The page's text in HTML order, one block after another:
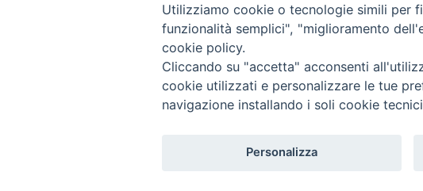
Copyright © 2019 - Tutti i diritti riservati - Vita Trentina
Utilizziamo cookie o tecnologie simili per
funzionalità semplici", "miglioramento
cookie policy.
Cliccando su "accetta" acconsenti
cookie utilizzati e personalizzare le tue
navigazione installando i soli cookie
Personalizza